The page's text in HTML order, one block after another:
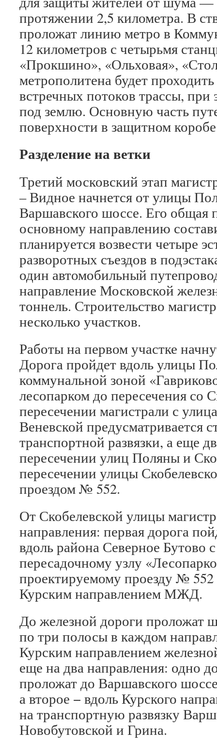
протяжении 2,5 километра. В
проложат линию метро в
12 километров с четырьмя
«Прокшино», «Ольховая»,
метрополитена будет
встречных потоков трассы, при
под землю. Основную часть
поверхности в защитном
Разделение на ветки
Третий московский этап
– Видное начнется от улицы
Варшавского шоссе. Его общая
основному направлению
планируется возвести четыре
разворотных съездов в
один автомобильный
направление Московской
тоннель. Строительство
несколько участков.
Работы на первом участке
Дорога пройдет вдоль улицы
коммунальной зоной
лесопарком до пересечения со
пересечении магистрали с
Веневской предусматривается
транспортной развязки, а еще
пересечении улиц Поляны и
пересечении улицы
проездом № 552.
От Скобелевской улицы
направления: первая дорога
вдоль района Северное Бутово
пересадочному узлу
проектируемому проезду № 552
Курским направлением МЖД.
До железной дороги проложат
по три полосы в каждом
Курским направлением
еще на два направления: одно
проложат до Варшавского
а второе − вдоль Курского
на транспортную развязку
Новобутовской и Грина.